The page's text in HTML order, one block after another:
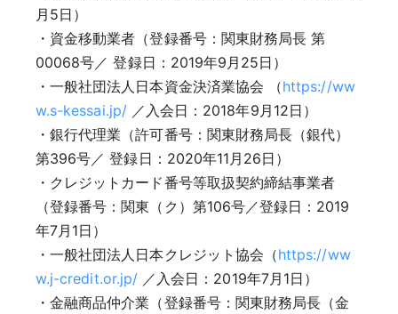
月5日）
・資金移動業者（登録番号：関東財務局長 第
00068号／ 登録日：2019年9月25日）
・一般社団法人日本資金決済業協会 （https://ww
w.s-kessai.jp/／入会日：2018年9月12日）
・銀行代理業（許可番号：関東財務局長（銀代）
第396号／ 登録日：2020年11月26日）
・クレジットカード番号等取扱契約締結事業者
（登録番号：関東（ク）第106号／登録日：2019
年7月1日）
・一般社団法人日本クレジット協会（https://ww
w.j-credit.or.jp/ ／入会日：2019年7月1日）
・金融商品仲介業（登録番号：関東財務局長（金